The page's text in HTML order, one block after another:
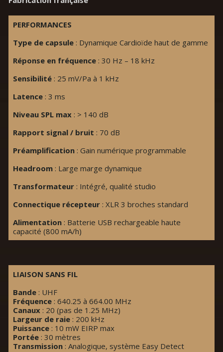
PERFORMANCES
Type de capsule : Dynamique Cardioïde haut de gamme
Réponse en fréquence : 30 Hz – 18 kHz
Sensibilité : 25 mV/Pa à 1 kHz
Latence : 3 ms
Niveau SPL max : > 140 dB
Rapport signal / bruit : 70 dB
Préamplification : Gain numérique programmable
Headroom : Large marge dynamique
Transformateur : Intégré, qualité studio
Connectique récepteur : XLR 3 broches standard
Alimentation : Batterie USB rechargeable haute
capacité (800 mA/h)
LIAISON SANS FIL
Bande : UHF
Fréquence : 640.25 à 664.00 MHz
Canaux : 20 (pas de 1.25 MHz)
Largeur de raie : 200 kHz
Puissance : 10 mW EIRP max
Portée : 30 mètres
Transmission : Analogique, système Easy Detect